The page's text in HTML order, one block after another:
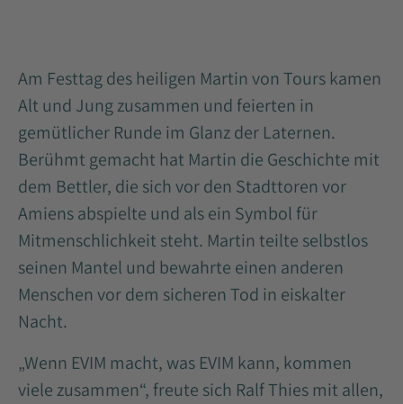
Am Festtag des heiligen Martin von Tours kamen
Alt und Jung zusammen und feierten in
gemütlicher Runde im Glanz der Laternen.
Berühmt gemacht hat Martin die Geschichte mit
dem Bettler, die sich vor den Stadttoren vor
Amiens abspielte und als ein Symbol für
Mitmenschlichkeit steht. Martin teilte selbstlos
seinen Mantel und bewahrte einen anderen
Menschen vor dem sicheren Tod in eiskalter
Nacht.
„Wenn EVIM macht, was EVIM kann, kommen
viele zusammen“, freute sich Ralf Thies mit allen,